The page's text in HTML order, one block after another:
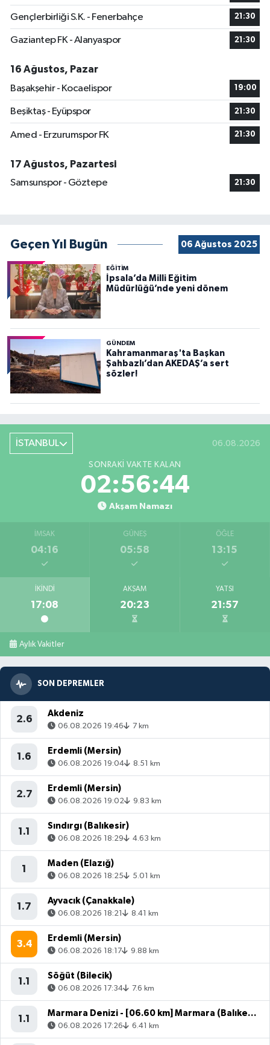
Gençlerbirliği S.K. - Fenerbahçe 21:30
Gaziantep FK - Alanyaspor 21:30
16 Ağustos, Pazar
Başakşehir - Kocaelispor
19:00
Beşiktaş - Eyüpspor 21:30
Amed - Erzurumspor FK 21:30
17 Ağustos, Pazartesi
Samsunspor - Göztepe
21:30
Geçen Yıl Bugün 06 Ağustos 2025
EĞİTİM
İpsala’da Milli Eğitim
Müdürlüğü’nde yeni dönem
GÜNDEM
Kahramanmaraş'ta Başkan
Şahbazlı’dan AKEDAŞ’a sert
sözler!
İSTANBUL 06.08.2026
SONRAKI VAKTE KALAN
02:56:42
Akşam Namazı
İMSAK
04:16
GÜNEŞ
05:58
ÖĞLE
13:15
İKINDI
17:08
AKŞAM
20:23
YATSI
21:57
Aylık Vakitler
SON DEPREMLER
2.6
Akdeniz
06.08.2026 19:46 7 km
1.6
Erdemli (Mersin)
06.08.2026 19:04 8.51 km
2.7
Erdemli (Mersin)
06.08.2026 19:02 9.83 km
1.1
Sındırgı (Balıkesir)
06.08.2026 18:29 4.63 km
1
Maden (Elazığ)
06.08.2026 18:25 5.01 km
1.7
Ayvacık (Çanakkale)
06.08.2026 18:21 8.41 km
3.4
Erdemli (Mersin)
06.08.2026 18:17 9.88 km
1.1
Söğüt (Bilecik)
06.08.2026 17:34 7.6 km
1.1
Marmara Denizi - [06.60 km] Marmara (Balıkesir)
06.08.2026 17:26 6.41 km